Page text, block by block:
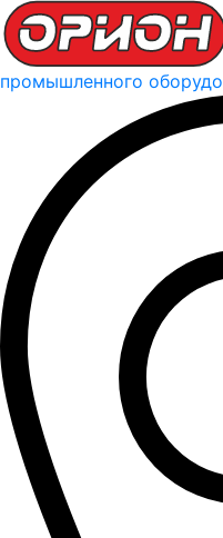
промышленного